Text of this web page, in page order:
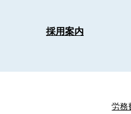
採用案内
労務